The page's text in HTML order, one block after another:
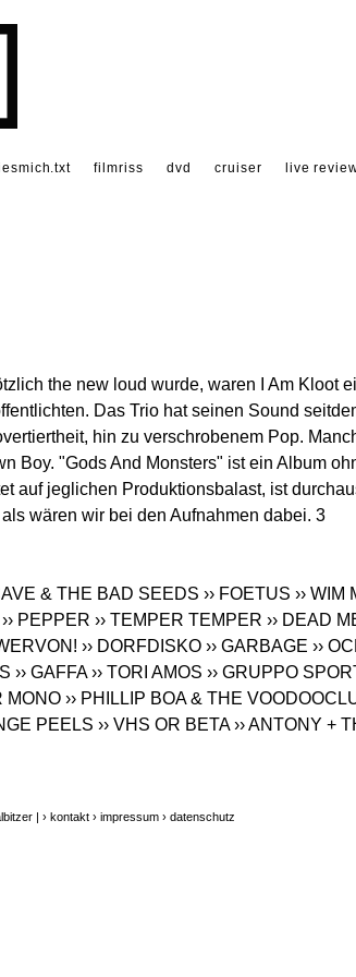
filmriss dvd cruiser live
the new loud wurde, waren I Am Kloot
Das Trio hat seinen Sound
hin zu verschrobenem Pop.
Boy. "Gods And Monsters" ist ein Album
auf jeglichen Produktionsbalast, ist
wären wir bei den Aufnahmen dabei. 3
& THE BAD SEEDS ›› FOETUS ›› WIM
›› PEPPER ›› TEMPER TEMPER ›› DEAD
›› DORFDISKO ›› GARBAGE ››
›› GAFFA ›› TORI AMOS ›› GRUPPO
MONO ›› PHILLIP BOA & THE
PEELS ›› VHS OR BETA ›› ANTONY +
| › kontakt › impressum › datenschutz